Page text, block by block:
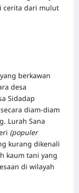
cerita dari mulut
berkawan
desa
Sidadap
diam-diam
Lurah Sana
(populer
kurang dikenali
kaum tani yang
di wilayah